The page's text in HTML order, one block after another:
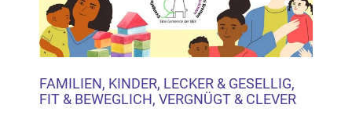
FAMILIEN, KINDER, LECKER & GESELLIG,
FIT & BEWEGLICH, VERGNÜGT & CLEVER